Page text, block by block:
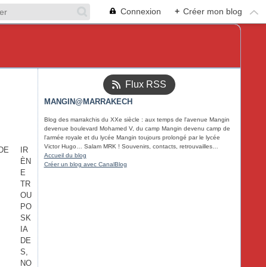
Connexion + Créer mon blog
IR
ÈN
E
TR
OU
PO
SK
IA
DE
S,
NO
Flux RSS
MANGIN@MARRAKECH
Blog des marrakchis du XXe siècle : aux temps de l'avenue Mangin
devenue boulevard Mohamed V, du camp Mangin devenu camp de
l'armée royale et du lycée Mangin toujours prolongé par le lycée
Victor Hugo… Salam MRK ! Souvenirs, contacts, retrouvailles…
Accueil du blog
Créer un blog avec CanalBlog